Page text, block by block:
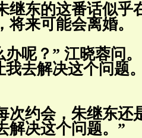
继东的这番话似乎
将来可能会离婚。
呢？” 江晓蓉问。
我去解决这个问题
次约会，朱继东还
解决这个问题。”